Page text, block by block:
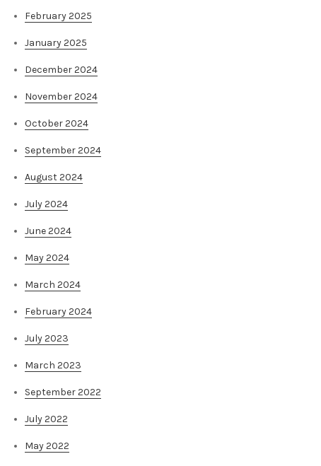
February 2025
January 2025
December 2024
November 2024
October 2024
September 2024
August 2024
July 2024
June 2024
May 2024
March 2024
February 2024
July 2023
March 2023
September 2022
July 2022
May 2022